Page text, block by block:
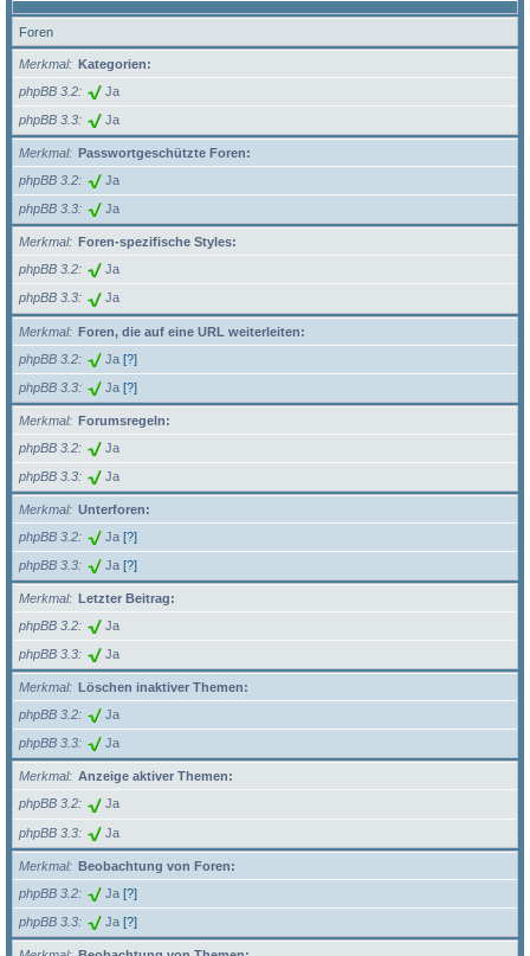
Foren
Merkmal
Kategorien:
phpBB 3.2
Ja
phpBB 3.3 Ja
Merkmal
Passwortgeschützte Foren:
phpBB 3.2
Ja
phpBB 3.3 Ja
Merkmal
Foren-spezifische Styles:
phpBB 3.2
Ja
phpBB 3.3 Ja
Merkmal
Foren, die auf eine URL weiterleiten:
phpBB 3.2
Ja [?]
phpBB 3.3 Ja [?]
Merkmal
Forumsregeln:
phpBB 3.2
Ja
phpBB 3.3 Ja
Merkmal
Unterforen:
phpBB 3.2
Ja [?]
phpBB 3.3 Ja [?]
Merkmal
Letzter Beitrag:
phpBB 3.2
Ja
phpBB 3.3 Ja
Merkmal
Löschen inaktiver Themen:
phpBB 3.2
Ja
phpBB 3.3 Ja
Merkmal
Anzeige aktiver Themen:
phpBB 3.2
Ja
phpBB 3.3 Ja
Merkmal
Beobachtung von Foren:
phpBB 3.2
Ja [?]
phpBB 3.3 Ja [?]